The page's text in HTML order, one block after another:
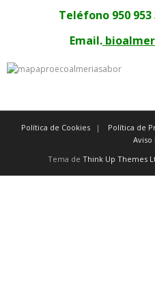
Teléfono 950 953
Email.
Política de Cookies Política de
Aviso
Tema de Think Up Themes